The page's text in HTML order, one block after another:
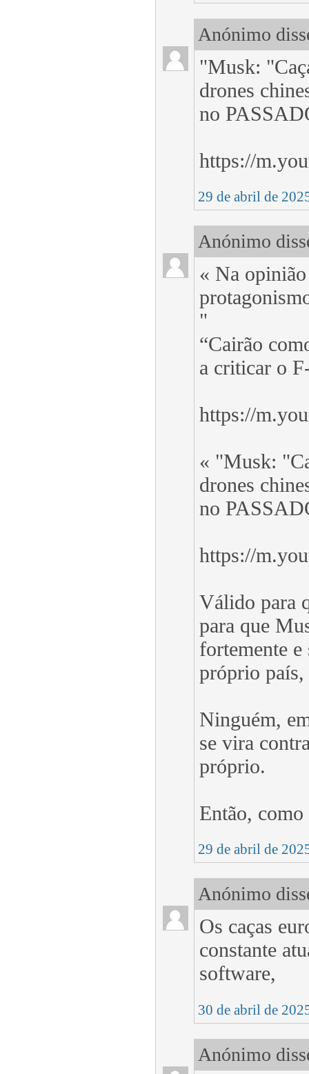
Anónimo
"Musk:
drones
no
https://
29 de abril de
Anónimo
« Na
"
“Cairão
a criticar o
https://
« "Musk:
drones
no
https://
Válido para
para que
fortemente
próprio país,
Ninguém,
se vira
próprio.
Então,
29 de abril de
Anónimo
Os caças
constante
software,
30 de abril de
Anónimo